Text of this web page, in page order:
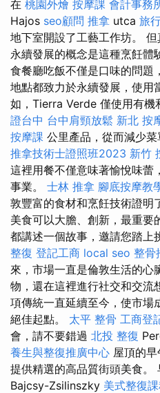
在 桃園外燴 按摩課 會計事務
Hajos seo顧問 推拿 utca 旅
地下室開設了工藝工作坊。
永續發展的概念是這種烹飪體
食餐廳吃飯不僅是口味的問題
地點都致力於永續發展，使用
如，Tierra Verde 僅使用有機
證台中 台中肩頸放鬆 新北 按
按摩課 公里產品，從而減少菜
推拿技術士證照班2023 新竹
這裡用餐不僅意味著愉悅味蕾
事業。 士林 推拿 腳底按摩教
敦豐富的食材和烹飪技術證明
美食可以大膽、創新，最重要
都講述一個故事，邀請您踏上
整復 登記工商 local seo 整骨
來，市場一直是倫敦生活的心
物，還在這裡進行社交和交流
項傳統一直延續至今，使市場
絕佳起點。 太平 整骨 工商登
會，請不要錯過 北投 整復
養生與整復推廣中心 屋頂的
提供精選的高品質街頭美食。
Bajcsy-Zsilinszky 美式整復